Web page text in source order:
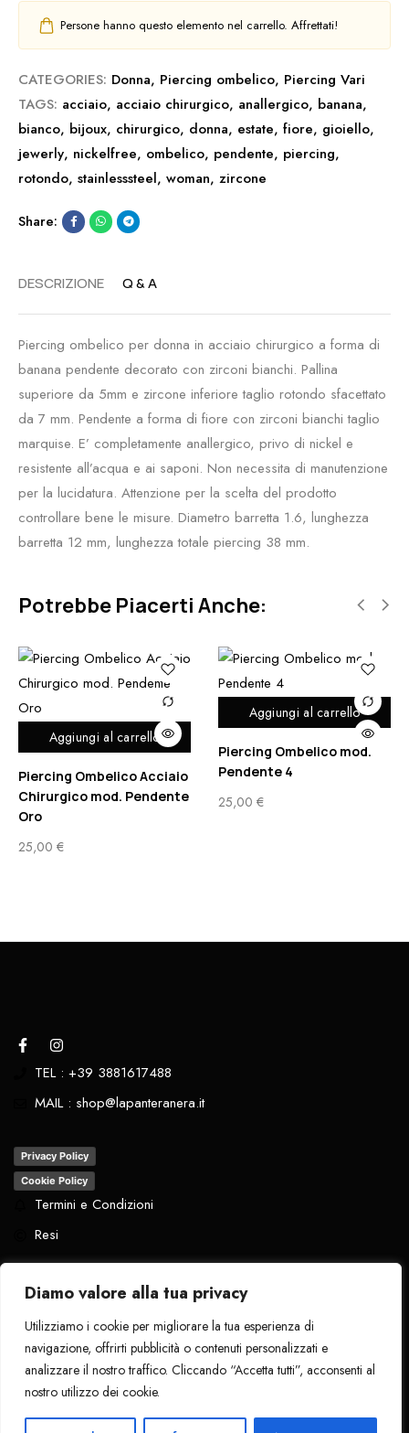
Diamo valore alla tua privacy
Utilizziamo i cookie per migliorare la tua esperienza di
navigazione, offrirti pubblicità o contenuti personalizzati e
analizzare il nostro traffico. Cliccando “Accetta tutti”, acconsenti al
nostro utilizzo dei cookie.
Persone hanno questo elemento nel carrello. Affrettati!
CATEGORIES: Donna, Piercing ombelico, Piercing Vari
TAGS: acciaio, acciaio chirurgico, anallergico, banana,
bianco, bijoux, chirurgico, donna, estate, fiore, gioiello,
jewerly, nickelfree, ombelico, pendente, piercing,
rotondo, stainlesssteel, woman, zircone
Share:
DESCRIZIONE Q & A
Piercing ombelico per donna in acciaio chirurgico a forma di
banana pendente decorato con zirconi bianchi. Pallina
superiore da 5mm e zircone inferiore taglio rotondo sfacettato
da 7 mm. Pendente a forma di fiore con zirconi bianchi taglio
marquise. E’ completamente anallergico, privo di nickel e
resistente all’acqua e ai saponi. Non necessita di manutenzione
per la lucidatura. Attenzione per la scelta del prodotto
controllare bene le misure. Diametro barretta 1.6, lunghezza
barretta 12 mm, lunghezza totale piercing 38 mm.
Potrebbe Piacerti Anche:
Aggiungi al carrello
Piercing Ombelico Acciaio
Chirurgico mod. Pendente
Oro
25,00 €
Aggiungi al carrello
Piercing Ombelico mod.
Pendente 4
25,00 €
TEL : +39 3881617488
MAIL : shop@lapanteranera.it
Privacy Policy
Cookie Policy
Termini e Condizioni
Resi
Tutti i diritti riservati . 2024 - La Pantera
Nera